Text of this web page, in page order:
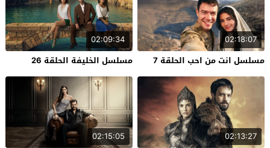
02:18:07
مسلسل انت من احب الحلقة 7
02:09:34
مسلسل الخليفة الحلقة 26
02:13:27
02:15:05